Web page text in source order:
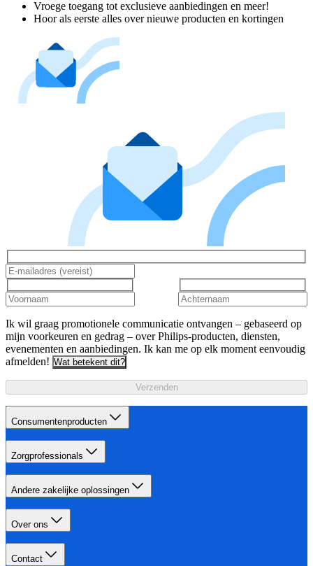
Vroege toegang tot exclusieve aanbiedingen en meer!
Hoor als eerste alles over nieuwe producten en kortingen
Ik wil graag promotionele communicatie ontvangen – gebaseerd op
mijn voorkeuren en gedrag – over Philips-producten, diensten,
evenementen en aanbiedingen. Ik kan me op elk moment eenvoudig
afmelden! Wat betekent dit?
Verzenden
Consumentenproducten
Zorgprofessionals
Andere zakelijke oplossingen
Over ons
Contact